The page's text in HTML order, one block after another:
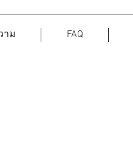
าม FAQ